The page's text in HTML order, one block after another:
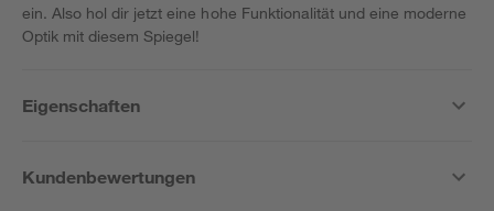
ein. Also hol dir jetzt eine hohe Funktionalität und eine moderne
Optik mit diesem Spiegel!
Eigenschaften
Kundenbewertungen